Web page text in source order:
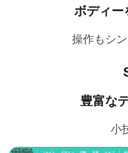
ボディー
操作もシ
豊富な
小